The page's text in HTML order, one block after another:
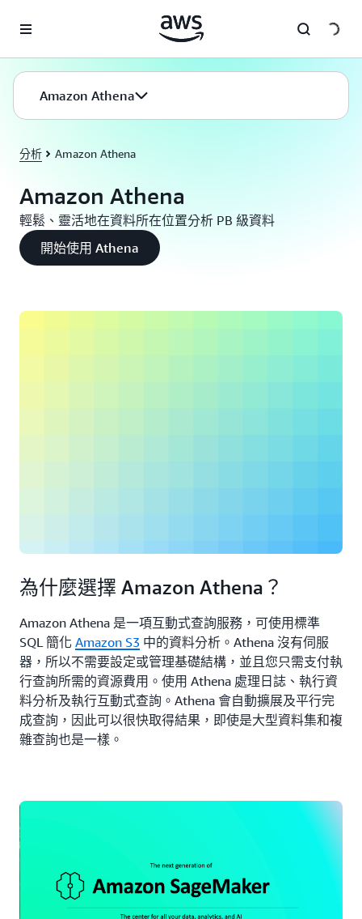
Amazon Athena
分析 Amazon Athena
Amazon Athena
輕鬆、靈活地在資料所在位置分析 PB 級資料
開始使用 Athena
為什麼選擇 Amazon Athena？
Amazon Athena 是一項互動式查詢服務，可使用標準
SQL 簡化 Amazon S3 中的資料分析。Athena 沒有伺服
器，所以不需要設定或管理基礎結構，並且您只需支付執
行查詢所需的資源費用。使用 Athena 處理日誌、執行資
料分析及執行互動式查詢。Athena 會自動擴展及平行完
成查詢，因此可以很快取得結果，即使是大型資料集和複
雜查詢也是一樣。